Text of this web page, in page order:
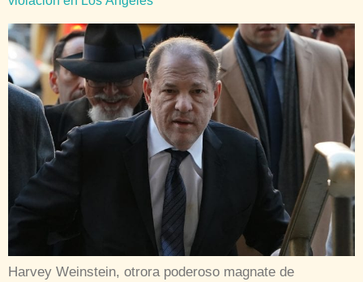
Harvey Weinstein, otrora poderoso magnate de